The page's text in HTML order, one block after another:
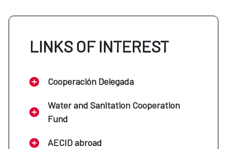
LINKS OF INTEREST
Cooperación Delegada
Water and Sanitation Cooperation
Fund
AECID abroad